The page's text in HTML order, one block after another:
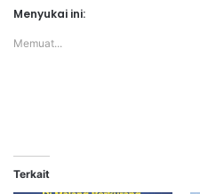
Menyukai ini:
Memuat...
Terkait